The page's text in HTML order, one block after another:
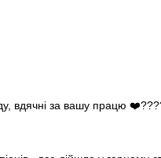
вдячні за вашу працю